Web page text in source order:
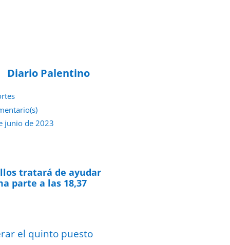
Diario Palentino
junio de 2023
tratará de ayudar
parte a las 18,37
el quinto puesto